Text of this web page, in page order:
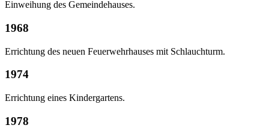
Einweihung des Gemeindehauses.
1968
Errichtung des neuen Feuerwehrhauses mit Schlauchturm.
1974
Errichtung eines Kindergartens.
1978